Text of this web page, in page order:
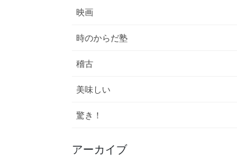
映画
時のからだ塾
稽古
美味しい
驚き！
アーカイブ